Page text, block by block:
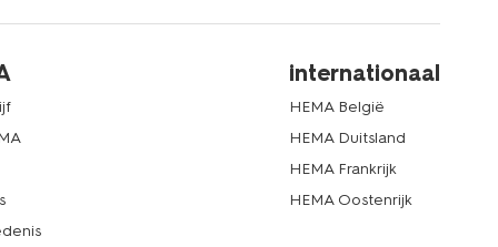
internationaal
HEMA België
HEMA Duitsland
HEMA Frankrijk
HEMA Oostenrijk